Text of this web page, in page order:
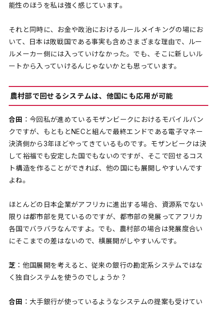
能性のほうを私は強く感じています。
それと同時に、お金や政治におけるルールメイキングの場にお
いて、日本は敗戦国である事実も含めさまざまな理由で、ルー
ルメーカー側には入っていけなかった。でも、そこに新しいル
ートから入っていけるんじゃないかとも思っています。
農村部で回せるシステムは、他国にも応用が可能
合田 ：今回私が進めているモザンビークにおけるモバイルバン
クですが、もともとNECと組んで最終エンドである電子マネー
決済側から3年ほどやってきているものです。モザンビークは決
して裕福でも安定した国でもないのですが、そこで回せるコス
ト構造を作ることができれば、他の国にも展開しやすいんです
よね。
ほとんどの日本企業がアフリカに進出する場合、資源系でない
限りは都市部を見ているのですが、都市部の発展ってアフリカ
各国でバラバラなんですよ。でも、農村部の場合は発展度合い
にそこまでの差はないので、横展開がしやすいんです。
芝 ：他国展開を考えると、従来の銀行の勘定系システムではな
く独自システムを使うのでしょうか？
合田 ：大手銀行が使っているようなシステムの提案も受けてい